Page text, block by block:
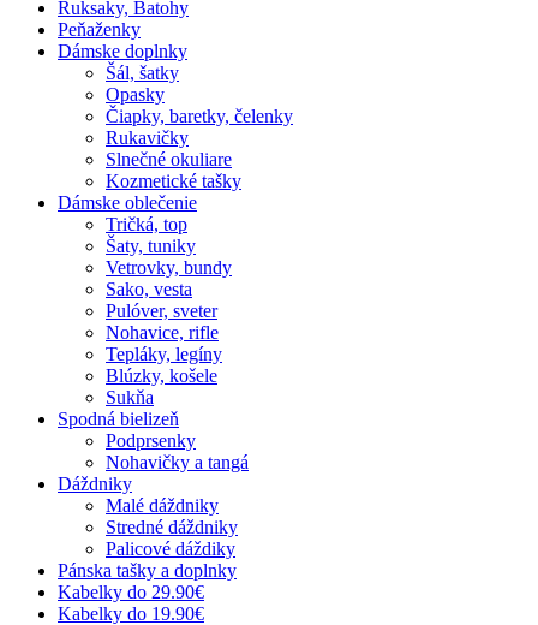
Ruksaky, Batohy
Peňaženky
Dámske doplnky
Šál, šatky
Opasky
Čiapky, baretky, čelenky
Rukavičky
Slnečné okuliare
Kozmetické tašky
Dámske oblečenie
Tričká, top
Šaty, tuniky
Vetrovky, bundy
Sako, vesta
Pulóver, sveter
Nohavice, rifle
Tepláky, legíny
Blúzky, košele
Sukňa
Spodná bielizeň
Podprsenky
Nohavičky a tangá
Dáždniky
Malé dáždniky
Stredné dáždniky
Palicové dáždiky
Pánska tašky a doplnky
Kabelky do 29.90€
Kabelky do 19.90€